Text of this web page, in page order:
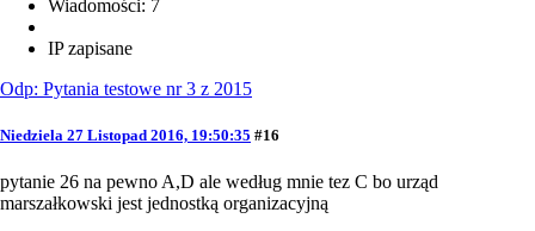
Wiadomości: 7
IP zapisane
Odp: Pytania testowe nr 3 z 2015
Niedziela 27 Listopad 2016, 19:50:35 #16
pytanie 26 na pewno A,D ale według mnie tez C bo urząd
marszałkowski jest jednostką organizacyjną